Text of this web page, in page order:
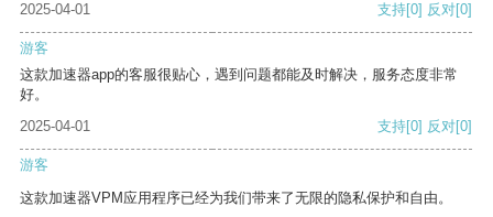
2025-04-01
支持[0] 反对[0]
游客
这款加速器app的客服很贴心，遇到问题都能及时解决，服务态度非常
好。
2025-04-01
支持[0] 反对[0]
游客
这款加速器VPM应用程序已经为我们带来了无限的隐私保护和自由。